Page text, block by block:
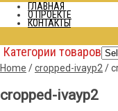
ГЛАВНАЯ
О ПРОЕКТЕ
КОНТАКТЫ
Категории товаров
Home /cropped-ivayp2 /
cropped-ivayp2